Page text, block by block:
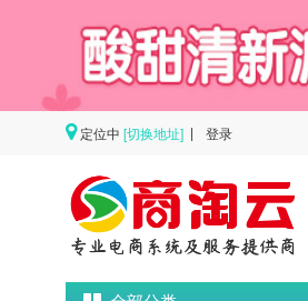
定位中 [切换地址] 登录